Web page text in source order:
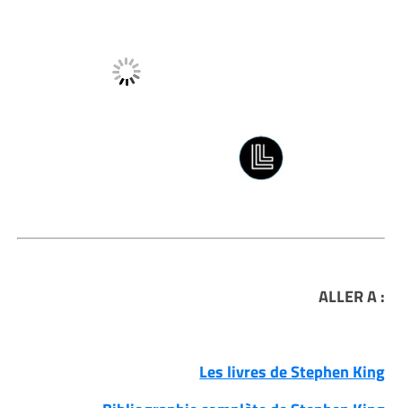
ALLER A :
Les livres de Stephen King